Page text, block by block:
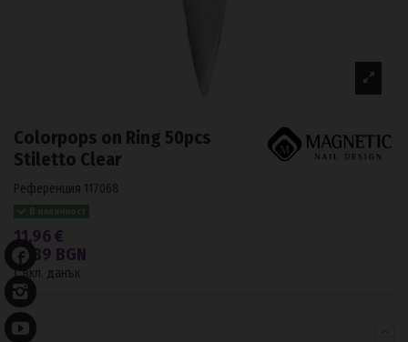
Colorpops on Ring 50pcs
Stiletto Clear
Референция 117068
11,96 €
23,39 BGN
С вкл. данък